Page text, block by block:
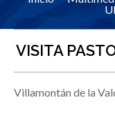
VISITA
Villamontán de la